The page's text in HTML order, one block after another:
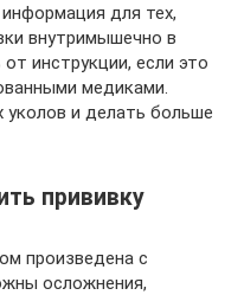
для тех,
внутримышечно в
инструкции, если это
медиками.
уколов и делать больше
прививку
произведена с
осложнения,